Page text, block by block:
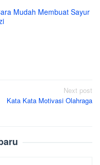
Mudah Membuat Sayur
Next post
Kata Kata Motivasi Olahraga